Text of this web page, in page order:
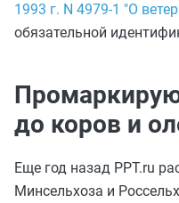
1993 г. N 4979-1 "О
обязательной
до коров и
Еще год назад PPT.ru
Минсельхоза и